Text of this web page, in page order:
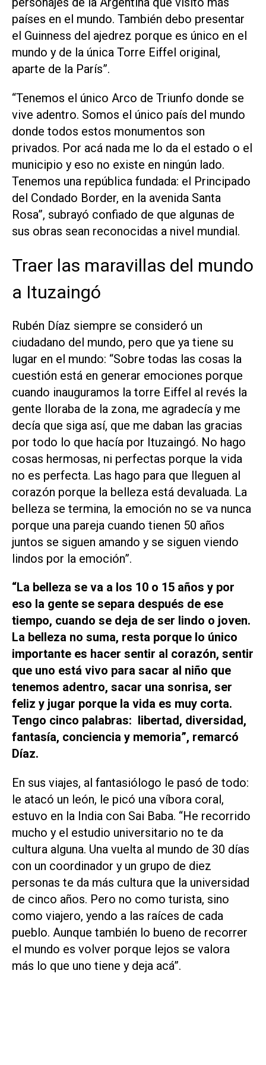
países en el mundo. También debo presentar
el Guinness del ajedrez porque es único en el
mundo y de la única Torre Eiffel original,
aparte de la París”.
“Tenemos el único Arco de Triunfo donde se
vive adentro. Somos el único país del mundo
donde todos estos monumentos son
privados. Por acá nada me lo da el estado o el
municipio y eso no existe en ningún lado.
Tenemos una república fundada: el Principado
del Condado Border, en la avenida Santa
Rosa”, subrayó confiado de que algunas de
sus obras sean reconocidas a nivel mundial.
Traer las maravillas del mundo
a Ituzaingó
Rubén Díaz siempre se consideró un
ciudadano del mundo, pero que ya tiene su
lugar en el mundo: “Sobre todas las cosas la
cuestión está en generar emociones porque
cuando inauguramos la torre Eiffel al revés la
gente lloraba de la zona, me agradecía y me
decía que siga así, que me daban las gracias
por todo lo que hacía por Ituzaingó. No hago
cosas hermosas, ni perfectas porque la vida
no es perfecta. Las hago para que lleguen al
corazón porque la belleza está devaluada. La
belleza se termina, la emoción no se va nunca
porque una pareja cuando tienen 50 años
juntos se siguen amando y se siguen viendo
lindos por la emoción”.
“La belleza se va a los 10 o 15 años y por
eso la gente se separa después de ese
tiempo, cuando se deja de ser lindo o joven.
La belleza no suma, resta porque lo único
importante es hacer sentir al corazón, sentir
que uno está vivo para sacar al niño que
tenemos adentro, sacar una sonrisa, ser
feliz y jugar porque la vida es muy corta.
Tengo cinco palabras: libertad, diversidad,
fantasía, conciencia y memoria”, remarcó
Díaz.
En sus viajes, al fantasiólogo le pasó de todo:
le atacó un león, le picó una víbora coral,
estuvo en la India con Sai Baba. “He recorrido
mucho y el estudio universitario no te da
cultura alguna. Una vuelta al mundo de 30 días
con un coordinador y un grupo de diez
personas te da más cultura que la universidad
de cinco años. Pero no como turista, sino
como viajero, yendo a las raíces de cada
pueblo. Aunque también lo bueno de recorrer
el mundo es volver porque lejos se valora
más lo que uno tiene y deja acá”.